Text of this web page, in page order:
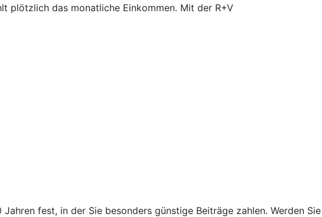
plötzlich das monatliche Einkommen. Mit der R+V
fest, in der Sie besonders günstige Beiträge zahlen. Werden Sie